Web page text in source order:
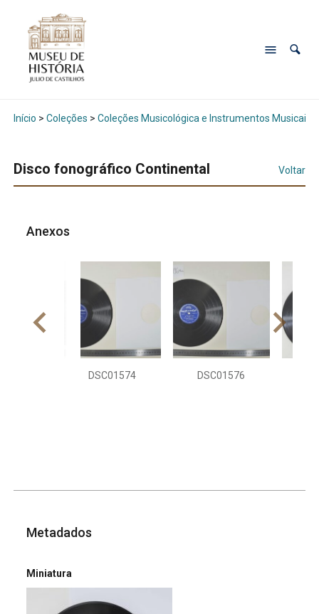
Início > Coleções > Coleções Musicológica e Instrumentos Musicais
Disco fonográfico Continental Voltar
Anexos
DSC01574 DSC01576
Metadados
Miniatura